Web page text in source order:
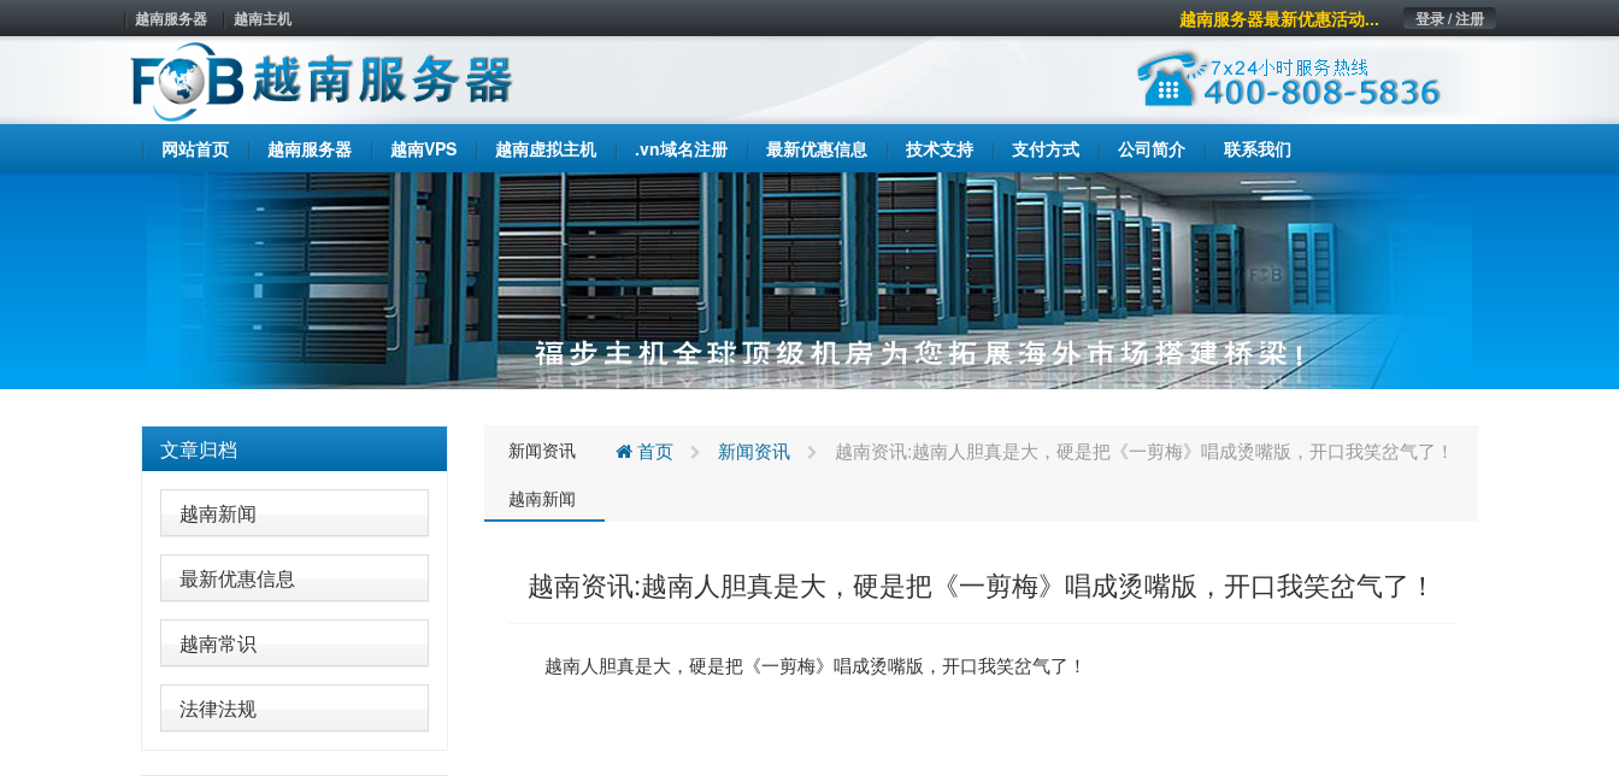
越南服务器 越南主机 登录 / 注册
越南服务器最新优惠活动...
网站首页 越南服务器 越南VPS 越南虚拟主机 .vn域名注册 最新优惠信息 技术支持 支付方式 公司简介 联系我们
文章归档
越南新闻
最新优惠信息
越南常识
法律法规
新闻资讯
越南新闻
首页 新闻资讯 越南资讯:越南人胆真是大，硬是把《一剪梅》唱成烫嘴版，开口我笑岔气了！
越南资讯:越南人胆真是大，硬是把《一剪梅》唱成烫嘴版，开口我笑岔气了！
越南人胆真是大，硬是把《一剪梅》唱成烫嘴版，开口我笑岔气了！